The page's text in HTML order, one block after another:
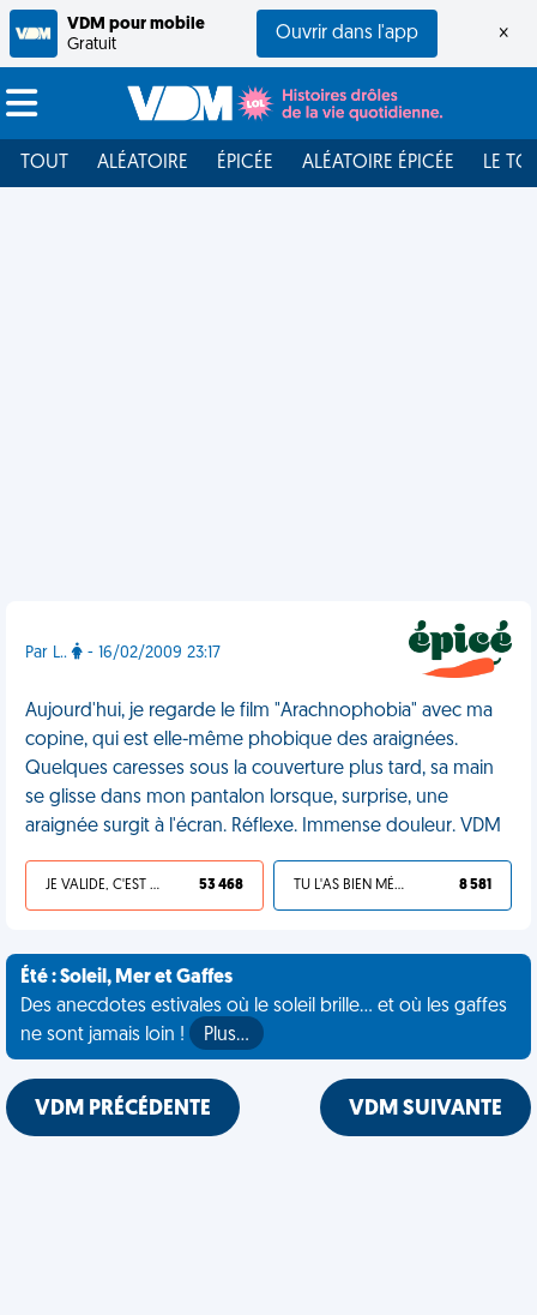
VDM pour mobile
Gratuit
Ouvrir dans l'app ×
TOUT ALÉATOIRE ÉPICÉE ALÉATOIRE ÉPICÉE LE
Par L.. - 16/02/2009 23:17
Aujourd'hui, je regarde le film "Arachnophobia" avec ma
copine, qui est elle-même phobique des araignées.
Quelques caresses sous la couverture plus tard, sa main
se glisse dans mon pantalon lorsque, surprise, une
araignée surgit à l'écran. Réflexe. Immense douleur. VDM
JE VALIDE, C'EST UNE VDM 53 468 TU L'AS BIEN MÉRITÉ 8 581
Été : Soleil, Mer et Gaffes
Des anecdotes estivales où le soleil brille... et où les gaffes
ne sont jamais loin !
Plus…
VDM PRÉCÉDENTE VDM SUIVANTE